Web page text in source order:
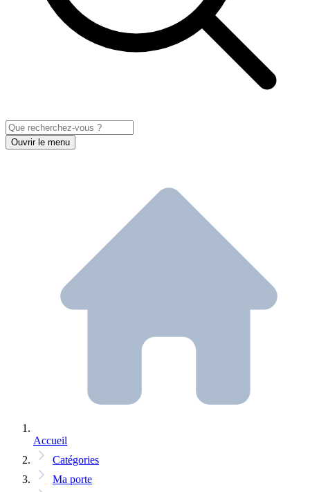
Ouvrir le menu
Accueil
Catégories
Ma porte